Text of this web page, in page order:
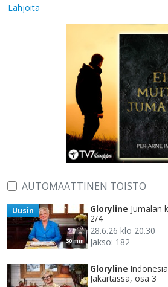
Lahjoita
AUTOMAATTINEN TOISTO
30 min
Uusin Gloryline Jumalan
2/4
28.6.26 klo 20.30
Jakso: 182
Gloryline
Jakartassa, osa 3